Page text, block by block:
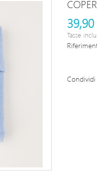
Tasse
Condividi